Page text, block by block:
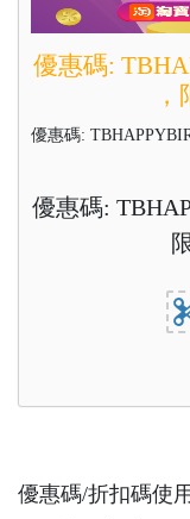
優惠碼:
優惠碼:
優惠碼:
優惠碼/折扣碼使